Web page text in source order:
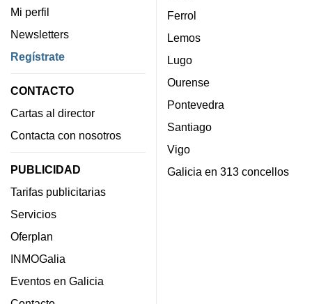
Mi perfil
Newsletters
Regístrate
CONTACTO
Cartas al director
Contacta con nosotros
PUBLICIDAD
Tarifas publicitarias
Servicios
Oferplan
INMOGalia
Eventos en Galicia
Ferrol
Lemos
Lugo
Ourense
Pontevedra
Santiago
Vigo
Galicia en 313 concellos